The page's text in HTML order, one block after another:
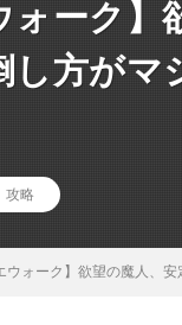
ォーク
し方がマ
攻略
ウォーク】欲望の魔人、